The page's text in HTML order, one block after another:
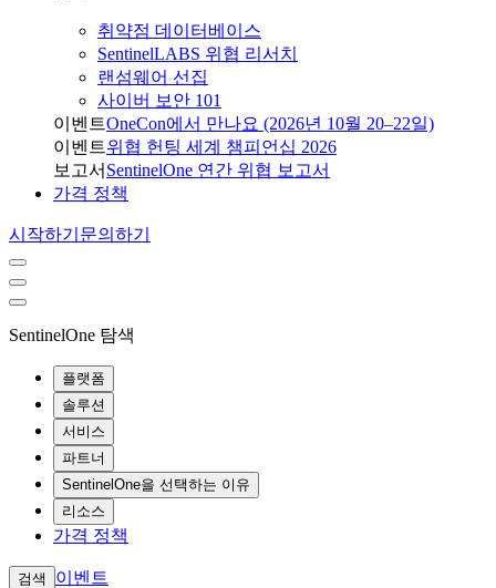
취약점 데이터베이스
SentinelLABS 위협 리서치
랜섬웨어 선집
사이버 보안 101
이벤트OneCon에서 만나요 (2026년 10월 20–22일)
이벤트위협 헌팅 세계 챔피언십 2026
보고서 SentinelOne 연간 위협 보고서
가격 정책
시작하기 문의하기
SentinelOne 탐색
플랫폼
솔루션
서비스
파트너
SentinelOne을 선택하는 이유
리소스
가격 정책
검색
이벤트